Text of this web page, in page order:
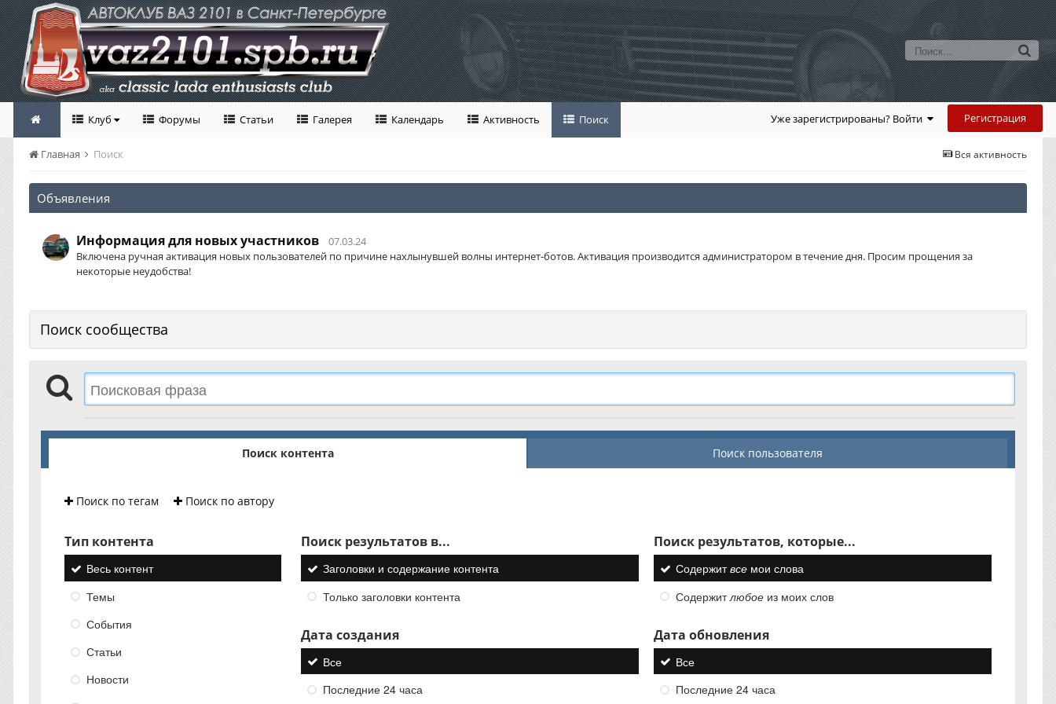
Уже зарегистрированы? Войти Регистрация
Клуб Форумы Статьи Галерея Календарь Активность Поиск
Вся активность
Главная Поиск
Объявления
Информация для новых участников
07.03.24
Включена ручная активация новых пользователей по причине нахлынувшей волны интернет-ботов. Активация производится администратором в течение дня. Просим прощения за
некоторые неудобства!
Поиск сообщества
Поиск контента Поиск пользователя
Поиск по тегам Поиск по автору
Тип контента
Весь контент
Темы
События
Статьи
Новости
Поиск результатов в...
Заголовки и содержание контента
Только заголовки контента
Поиск результатов, которые...
Содержитвсемои слова
Содержитлюбоеиз моих слов
Дата создания
Все
Последние 24 часа
Дата обновления
Все
Последние 24 часа